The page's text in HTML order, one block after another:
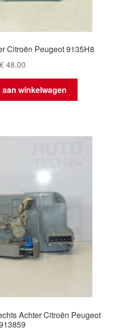
Citroën Peugeot 9135H8
€48,00
winkelwagen
Achter Citroën Peugeot